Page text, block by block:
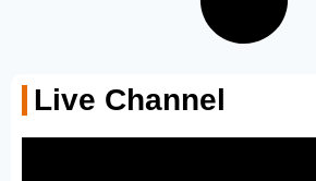
Live Channel